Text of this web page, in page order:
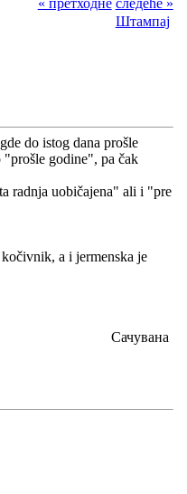
Штампај
do istog dana prošle
godine", pa čak
radnja uobičajena" ali i "pre
a i jermenska je
Сачувана